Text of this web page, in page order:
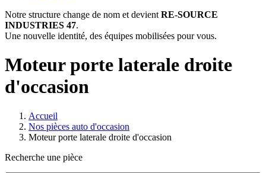
Notre structure change de nom et devient RE-SOURCE
INDUSTRIES 47.
Une nouvelle identité, des équipes mobilisées pour vous.
Moteur porte laterale droite
d'occasion
Accueil
Nos pièces auto d'occasion
Moteur porte laterale droite d'occasion
Recherche une pièce